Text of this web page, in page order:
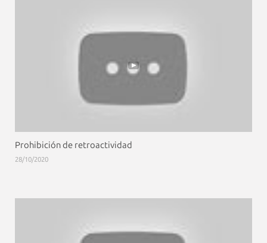
Prohibición de retroactividad
28/10/2020